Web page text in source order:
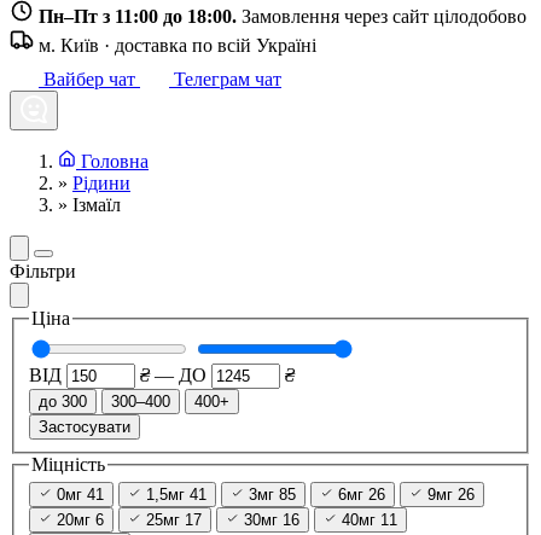
Пн–Пт з 11:00 до 18:00. Замовлення через сайт цілодобово
м. Київ · доставка по всій Україні
Вайбер чат
Телеграм чат
Головна
» Рідини
» Ізмаїл
Фільтри
Ціна
ВІД ₴ — ДО ₴
до 300 300–400
400+
Застосувати
Міцність
0мг 41 1,5мг 41 3мг 85 6мг 26 9мг 26
20мг 6 25мг 17 30мг 16 40мг 11